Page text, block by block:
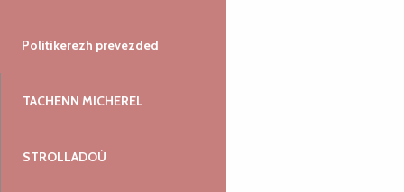
Politikerezh prevezded
TACHENN MICHEREL
STROLLADOÙ